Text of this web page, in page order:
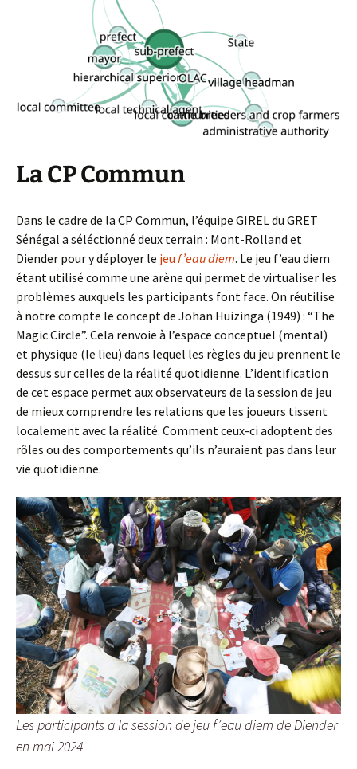
La CP Commun
Dans le cadre de la CP Commun, l’équipe GIREL du GRET
Sénégal a séléctionné deux terrain : Mont-Rolland et
Diender pour y déployer le jeu f’eau diem. Le jeu f’eau diem
étant utilisé comme une arène qui permet de virtualiser les
problèmes auxquels les participants font face. On réutilise
à notre compte le concept de Johan Huizinga (1949) : “The
Magic Circle”. Cela renvoie à l’espace conceptuel (mental)
et physique (le lieu) dans lequel les règles du jeu prennent le
dessus sur celles de la réalité quotidienne. L’identification
de cet espace permet aux observateurs de la session de jeu
de mieux comprendre les relations que les joueurs tissent
localement avec la réalité. Comment ceux-ci adoptent des
rôles ou des comportements qu’ils n’auraient pas dans leur
vie quotidienne.
Les participants a la session de jeu f’eau diem de Diender
en mai 2024